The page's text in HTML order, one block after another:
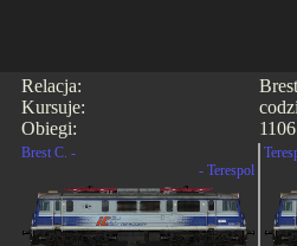
Relacja:
Kursuje:
Obiegi:
Brest C. -
- Terespol